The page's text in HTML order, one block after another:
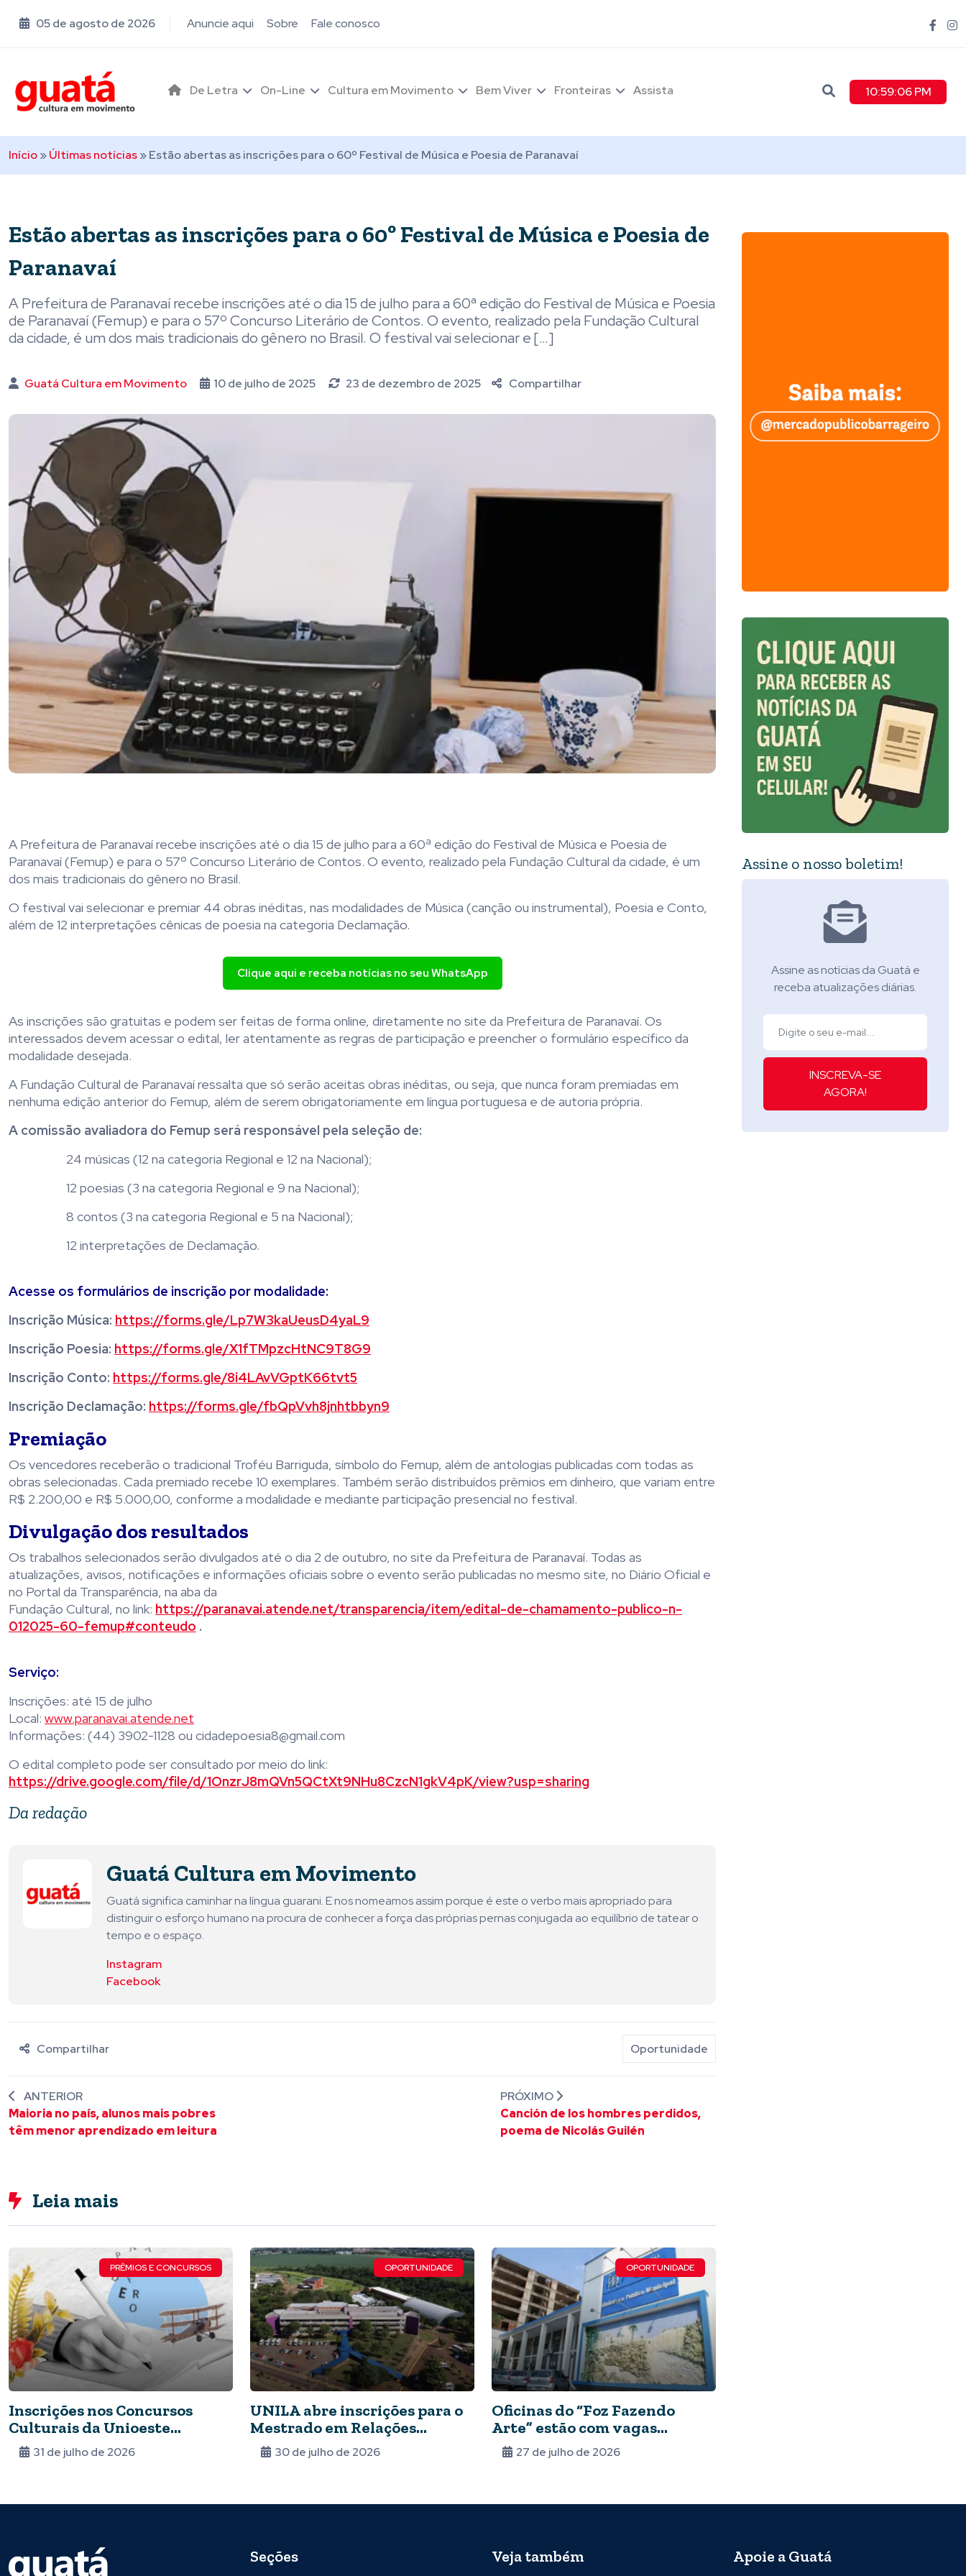
05 de agosto de 2026 Anuncie aqui Sobre Fale conosco
De Letra On-Line Cultura em Movimento Bem Viver Fronteiras Assista 10:59:07 PM
Início»Últimas notícias»Estão abertas as inscrições para o 60º Festival de Música e Poesia de Paranavaí
Estão abertas as inscrições para o 60º Festival de Música e Poesia de
Paranavaí
A Prefeitura de Paranavaí recebe inscrições até o dia 15 de julho para a 60ª edição do Festival de Música e Poesia
de Paranavaí (Femup) e para o 57º Concurso Literário de Contos. O evento, realizado pela Fundação Cultural
da cidade, é um dos mais tradicionais do gênero no Brasil. O festival vai selecionar e […]
Guatá Cultura em Movimento 10 de julho de 2025 23 de dezembro de 2025 Compartilhar
A Prefeitura de Paranavaí recebe inscrições até o dia 15 de julho para a 60ª edição do Festival de Música e Poesia de
Paranavaí (Femup) e para o 57º Concurso Literário de Contos. O evento, realizado pela Fundação Cultural da cidade, é um
dos mais tradicionais do gênero no Brasil.
O festival vai selecionar e premiar 44 obras inéditas, nas modalidades de Música (canção ou instrumental), Poesia e Conto,
além de 12 interpretações cênicas de poesia na categoria Declamação.
Clique aqui e receba notícias no seu WhatsApp
As inscrições são gratuitas e podem ser feitas de forma online, diretamente no site da Prefeitura de Paranavaí. Os
interessados devem acessar o edital, ler atentamente as regras de participação e preencher o formulário específico da
modalidade desejada.
A Fundação Cultural de Paranavaí ressalta que só serão aceitas obras inéditas, ou seja, que nunca foram premiadas em
nenhuma edição anterior do Femup, além de serem obrigatoriamente em língua portuguesa e de autoria própria.
A comissão avaliadora do Femup será responsável pela seleção de:
24 músicas (12 na categoria Regional e 12 na Nacional);
12 poesias (3 na categoria Regional e 9 na Nacional);
8 contos (3 na categoria Regional e 5 na Nacional);
12 interpretações de Declamação.
Acesse os formulários de inscrição por modalidade:
Inscrição Música: https://forms.gle/Lp7W3kaUeusD4yaL9
Inscrição Poesia: https://forms.gle/X1fTMpzcHtNC9T8G9
Inscrição Conto: https://forms.gle/8i4LAvVGptK66tvt5
Inscrição Declamação: https://forms.gle/fbQpVvh8jnhtbbyn9
Premiação
Os vencedores receberão o tradicional Troféu Barriguda, símbolo do Femup, além de antologias publicadas com todas as
obras selecionadas. Cada premiado recebe 10 exemplares. Também serão distribuídos prêmios em dinheiro, que variam entre
R$ 2.200,00 e R$ 5.000,00, conforme a modalidade e mediante participação presencial no festival.
Divulgação dos resultados
Os trabalhos selecionados serão divulgados até o dia 2 de outubro, no site da Prefeitura de Paranavaí. Todas as
atualizações, avisos, notificações e informações oficiais sobre o evento serão publicadas no mesmo site, no Diário Oficial e
no Portal da Transparência, na aba da
Fundação Cultural, no link: https://paranavai.atende.net/transparencia/item/edital-de-chamamento-publico-n-
012025-60-femup#conteudo .
Serviço:
Inscrições: até 15 de julho
Local: www.paranavai.atende.net
Informações: (44) 3902-1128 ou cidadepoesia8@gmail.com
O edital completo pode ser consultado por meio do link:
https://drive.google.com/file/d/1OnzrJ8mQVn5QCtXt9NHu8CzcN1gkV4pK/view?usp=sharing
Da redação
Guatá Cultura em Movimento
Guatá significa caminhar na língua guarani. E nos nomeamos assim porque é este o verbo mais apropriado para
distinguir o esforço humano na procura de conhecer a força das próprias pernas conjugada ao equilíbrio de tatear o
tempo e o espaço.
Instagram
Facebook
Compartilhar Oportunidade
ANTERIOR
Maioria no país, alunos mais pobres
têm menor aprendizado em leitura
PRÓXIMO
Canción de los hombres perdidos,
poema de Nicolás Guilén
Leia mais
PRÊMIOS E CONCURSOS
Inscrições nos Concursos
Culturais da Unioeste
ganham novo prazo
31 de julho de 2026
OPORTUNIDADE
UNILA abre inscrições para o
Mestrado em Relações
Internacionais
30 de julho de 2026
OPORTUNIDADE
Oficinas do “Foz Fazendo
Arte” estão com vagas
abertas
27 de julho de 2026
Assine o nosso boletim!
Assine as notícias da Guatá e
receba atualizações diárias.
INSCREVA-SE
AGORA!
Seções Veja também Apoie a Guatá